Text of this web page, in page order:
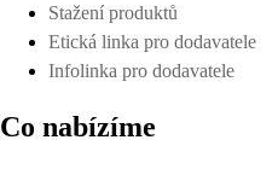
Stažení produktů
Etická linka pro dodavatele
Infolinka pro dodavatele
Co nabízíme